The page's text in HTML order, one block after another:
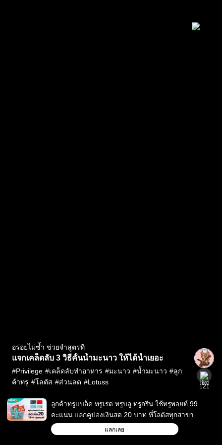
อร่อยไม่ซ้ำ ช่วยจำสูตรที
แจกเคล็ดลับ 3 วิธีคั้นน้ำมะนาว ให้ได้น้ำเยอะ
#Privilege #เคล็ดลับทำอาหาร #มะนาว #น้ำมะนาว #ลูก
ค้าทรู #โลตัส #ส่วนลด #Lotuss
ลูกค้าทรูแบล็ค ทรูเรด ทรูบลู ทรูกรีน ใช้ทรูพอยท์ 99
คะแนน แลกคูปองเงินสด 20 บาท ที่โลตัสทุกสาขา
แลกเลย
121